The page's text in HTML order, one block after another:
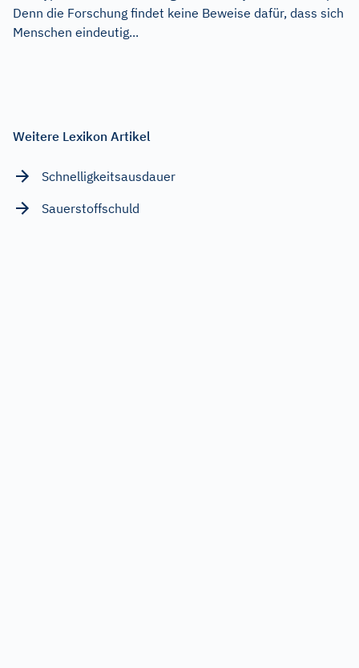
Denn die Forschung findet keine Beweise dafür, dass sich
Menschen eindeutig...
Weitere Lexikon Artikel
Schnelligkeitsausdauer
Sauerstoffschuld